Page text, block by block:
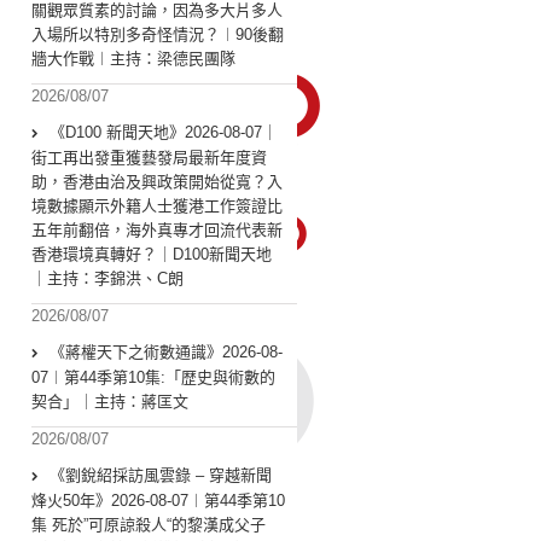
關觀眾質素的討論，因為多大片多人
入場所以特別多奇怪情況？︱90後翻
牆大作戰︱主持：梁德民團隊
2026/08/07
《D100 新聞天地》2026-08-07｜
街工再出發重獲藝發局最新年度資
助，香港由治及興政策開始從寬？入
境數據顯示外籍人士獲港工作簽證比
五年前翻倍，海外真專才回流代表新
香港環境真轉好？｜D100新聞天地
｜主持：李錦洪、C朗
2026/08/07
《蔣權天下之術數通識》2026-08-
07︱第44季第10集:「歴史與術數的
契合」｜主持：蔣匡文
2026/08/07
《劉銳紹採訪風雲錄 – 穿越新聞
烽火50年》2026-08-07︱第44季第10
集 死於”可原諒殺人“的黎漢成父子